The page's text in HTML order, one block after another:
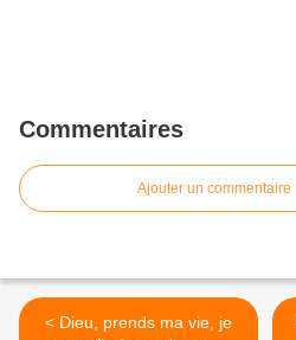
Commentaires
Ajouter un commentaire
< Dieu, prends ma vie, je